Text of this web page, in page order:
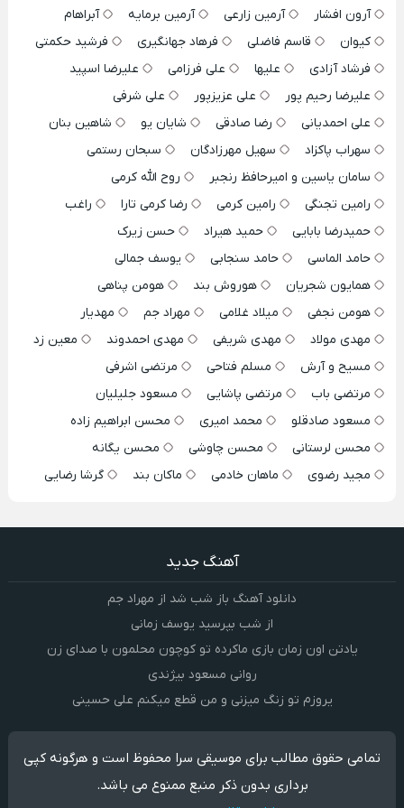
آرون افشار
آرمین زارعی آرمین برمایه
آبراهام
کیوان
قاسم فاضلی فرهاد جهانگیری
فرشید حکمتی
فرشاد آزادی
علیها علی فرزامی
علیرضا اسپید
علیرضا رحیم پور
علی عزیزپور
علی شرفی
علی احمدیانی
رضا صادقی شایان یو
شاهین بنان
سهراب پاکزاد
سهیل مهرزادگان
سبحان رستمی
سامان یاسین و امیرحافظ رنجبر
روح الله کرمی
رامین تجنگی
رامین کرمی رضا کرمی تارا
راغب
حمیدرضا بابایی
حمید هیراد
حسن زیرک
حامد الماسی
حامد سنجابی
یوسف جمالی
همایون شجریان
هوروش بند
هومن پناهی
هومن نجفی
میلاد غلامی مهراد جم
مهدیار
مهدی مولاد
مهدی شریفی مهدی احمدوند
معین زد
مسیح و آرش
مسلم فتاحی
مرتضی اشرفی
مرتضی باب
مرتضی پاشایی
مسعود جلیلیان
مسعود صادقلو
محمد امیری
محسن ابراهیم زاده
محسن لرستانی
محسن چاوشی
محسن یگانه
مجید رضوی
ماهان خادمی ماکان بند گرشا رضایی
آهنگ جدید
دانلود آهنگ باز شب شد از مهراد جم
از شب بپرسید یوسف زمانی
یادتن اون زمان بازی ماکرده تو کوچون محلمون با صدای زن
روانی مسعود بیژندی
یروزم تو زنگ میزنی و من قطع میکنم علی حسینی
تمامی حقوق مطالب برای موسیقی سرا محفوظ است و هرگونه کپی
برداری بدون ذکر منبع ممنوع می باشد.